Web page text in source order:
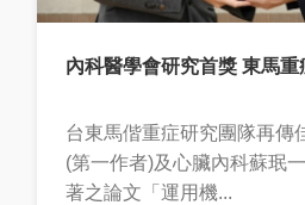
內科醫學會研究首獎 東馬
台東馬偕重症研究團隊再傳
(第一作者)及心臟內科蘇珉
著之論文「運用機...